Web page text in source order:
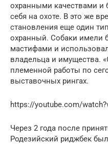
охранными качествами
себя на охоте. В это же
становления еще один
охранный. Собаки имели
мастифами и
владельца и имущества.
племенной работы по
выставочных рингах.
https://youtube.com/
Через 2 года после
Родезийский риджбек